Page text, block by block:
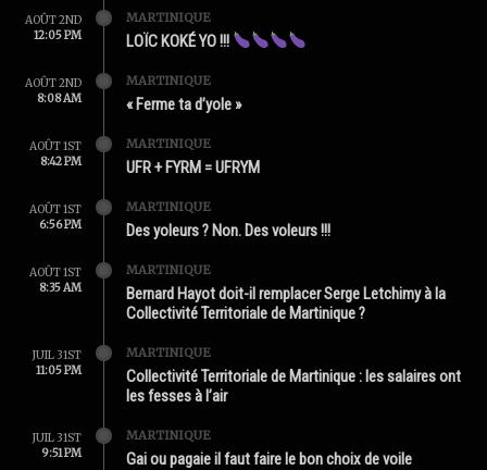
AOÛT 2ND
12:05 PM
MARTINIQUE
LOÏC KOKÉ YO !!!
AOÛT 2ND
8:08 AM
MARTINIQUE
« Ferme ta d’yole »
AOÛT 1ST
8:42 PM
MARTINIQUE
UFR + FYRM = UFRYM
AOÛT 1ST
6:56 PM
MARTINIQUE
Des yoleurs ? Non. Des voleurs !!!
AOÛT 1ST
8:35 AM
MARTINIQUE
Bernard Hayot doit-il remplacer Serge Letchimy à la
Collectivité Territoriale de Martinique ?
JUIL 31ST
11:05 PM
MARTINIQUE
Collectivité Territoriale de Martinique : les salaires ont
les fesses à l’air
JUIL 31ST
9:51 PM
MARTINIQUE
Gai ou pagaie il faut faire le bon choix de voile